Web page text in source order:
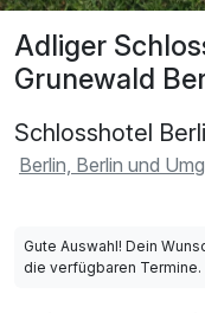
Adliger
Grunewald
Schlosshotel
Berlin, Berlin und
Gute Auswahl! Dein
die verfügbaren Termine.